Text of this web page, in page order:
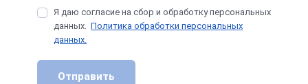
Я даю согласие на сбор и обработку персональных
данных. Политика обработки персональных
данных.
Отправить